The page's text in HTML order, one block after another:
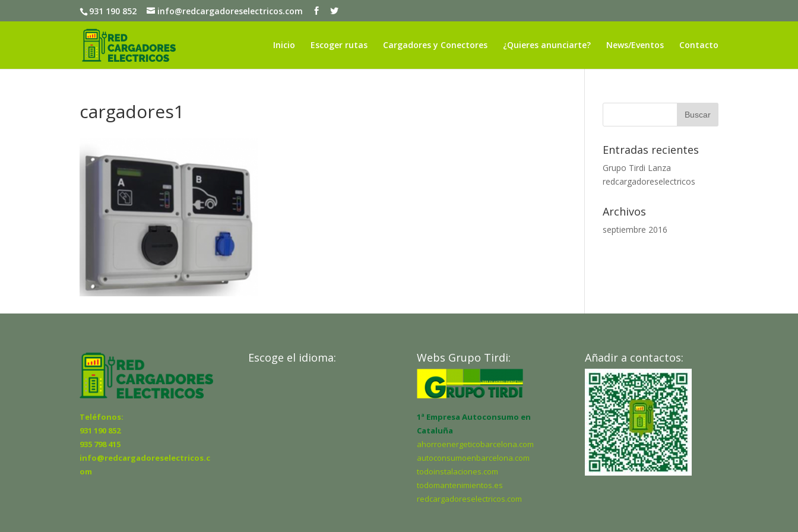
931 190 852 info@redcargadoreselectricos.com
Inicio Escoger rutas Cargadores y Conectores ¿Quieres anunciarte? News/Eventos Contacto
cargadores1
Entradas recientes
Grupo Tirdi Lanza
redcargadoreselectricos
Archivos
septiembre 2016
Teléfonos:
931 190 852
935 798 415
info@redcargadoreselectricos.c
om
Escoge el idioma: Webs Grupo Tirdi:
1ª Empresa Autoconsumo en
Cataluña
ahorroenergeticobarcelona.com
autoconsumoenbarcelona.com
todoinstalaciones.com
todomantenimientos.es
redcargadoreselectricos.com
Añadir a contactos: